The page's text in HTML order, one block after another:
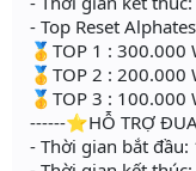
- Top Reset
🥇TOP 1 : 300.000
🥇TOP 2 : 200.000
🥇TOP 3 : 100.000
------⭐HỖ TRỢ
- Thời gian bắt